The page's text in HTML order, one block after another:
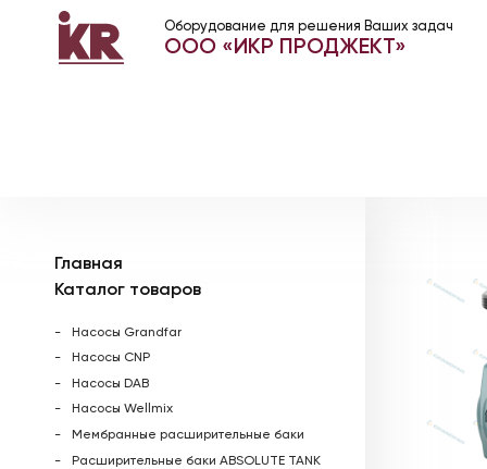
Оборудование для решения Ваших задач
ООО «ИКР ПРОДЖЕКТ»
Главная
Каталог товаров
Насосы Grandfar
Насосы CNP
Насосы DAB
Насосы Wellmix
Мембранные расширительные баки
Расширительные баки ABSOLUTE TANK